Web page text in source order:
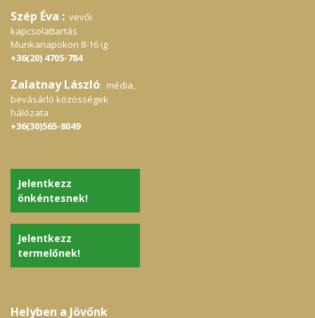
Szép Éva : vevői
kapcsolattartás
Munkanapokon 8-16 ig
+36(20) 4705-784
Zalatnay László: média,
bevásárló közösségek
hálózata
+36(30)565-8049
Jelentkezz
önkéntesnek!
Jelentkezz
termelőnek!
Helyben a Jövőnk